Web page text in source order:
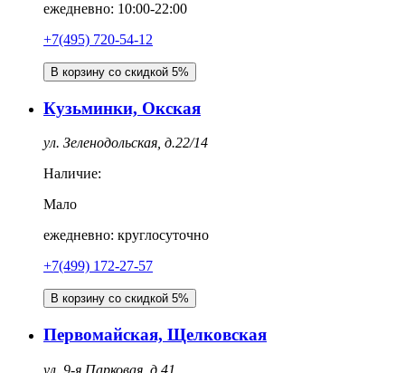
ежедневно: 10:00-22:00
+7(495) 720-54-12
В корзину со скидкой 5%
Кузьминки, Окская
ул. Зеленодольская, д.22/14
Наличие:
Мало
ежедневно: круглосуточно
+7(499) 172-27-57
В корзину со скидкой 5%
Первомайская, Щелковская
ул. 9-я Парковая, д.41